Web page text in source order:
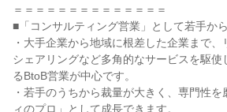
＝＝＝＝＝＝＝＝＝＝＝＝＝＝
■「コンサルティング営業」として若手か
・大手企業から地域に根差した企業まで、
シェアリングなど多角的なサービスを駆使
るBtoB営業が中心です。
・若手のうちから裁量が大きく、専門性
ィのプロ」として成長できます。